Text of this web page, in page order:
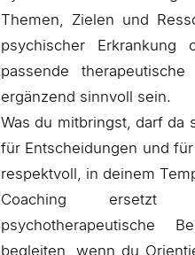
Themen, Zielen und
psychischer
passende
ergänzend sinnvoll sein.
Was du mitbringst, darf da
für Entscheidungen und
respektvoll, in deinem
Coaching ersetzt
psychotherapeutische
begleiten, wenn du